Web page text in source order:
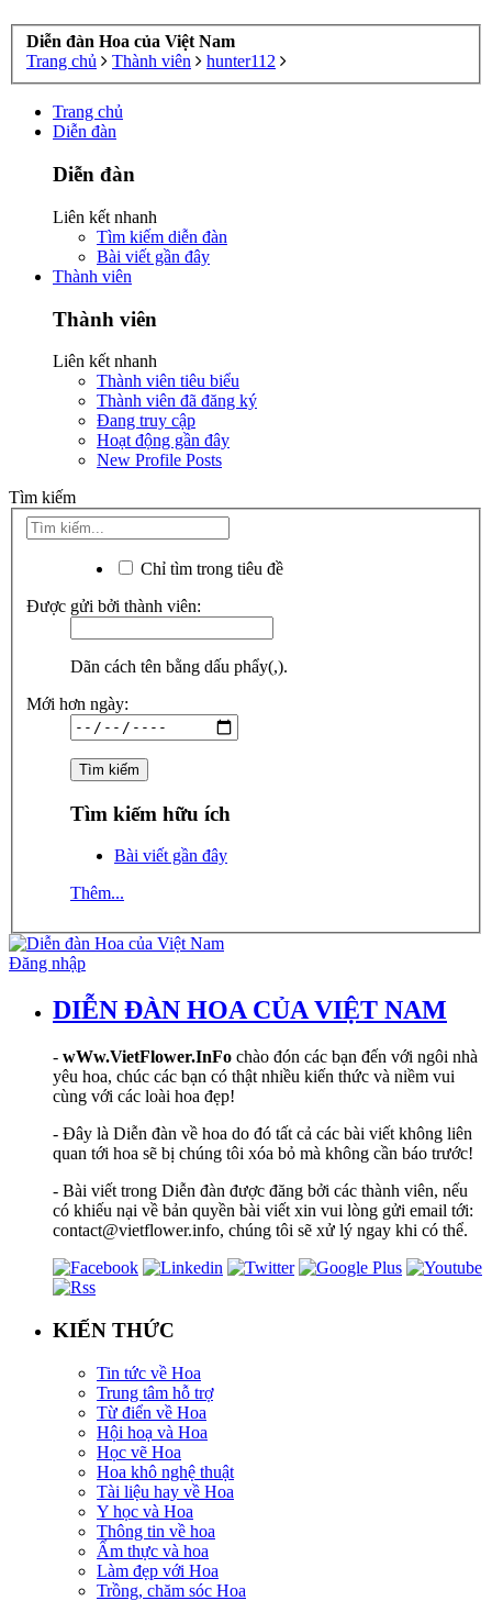
Diễn đàn Hoa của Việt Nam
Trang chủ
Thành viên hunter112
Trang chủ
Diễn đàn
Diễn đàn
Liên kết nhanh
Tìm kiếm diễn đàn
Bài viết gần đây
Thành viên
Thành viên
Liên kết nhanh
Thành viên tiêu biểu
Thành viên đã đăng ký
Đang truy cập
Hoạt động gần đây
New Profile Posts
Tìm kiếm
Chỉ tìm trong tiêu đề
Được gửi bởi thành viên:
Dãn cách tên bằng dấu phẩy(,).
Mới hơn ngày:
Tìm kiếm hữu ích
Bài viết gần đây
Thêm...
Đăng nhập
DIỄN ĐÀN HOA CỦA VIỆT NAM
- wWw.VietFlower.InFo chào đón các bạn đến với ngôi nhà
yêu hoa, chúc các bạn có thật nhiều kiến thức và niềm vui
cùng với các loài hoa đẹp!
- Đây là Diễn đàn về hoa do đó tất cả các bài viết không liên
quan tới hoa sẽ bị chúng tôi xóa bỏ mà không cần báo trước!
- Bài viết trong Diễn đàn được đăng bởi các thành viên, nếu
có khiếu nại về bản quyền bài viết xin vui lòng gửi email tới:
contact@vietflower.info, chúng tôi sẽ xử lý ngay khi có thể.
KIẾN THỨC
Tin tức về Hoa
Trung tâm hỗ trợ
Từ điển về Hoa
Hội hoạ và Hoa
Học vẽ Hoa
Hoa khô nghệ thuật
Tài liệu hay về Hoa
Y học và Hoa
Thông tin về hoa
Ẩm thực và hoa
Làm đẹp với Hoa
Trồng, chăm sóc Hoa